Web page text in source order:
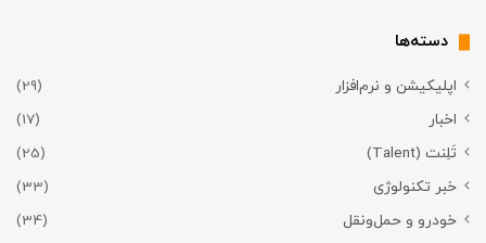
دسته‌ها
اپلیکیشن و نرم‌افزار
(29)
اخبار
(17)
تَلِنت (Talent)
(25)
خبر تکنولوژی
(33)
خودرو و حمل‌و‌نقل
(34)